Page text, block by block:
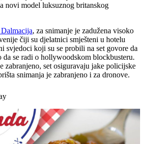
novi model luksuznog britanskog
, za snimanje je zadužena visoko
čiji su djelatnici smješteni u hotelu
svjedoci koji su se probili na set govore da
da se radi o hollywoodskom blockbusteru.
zabranjeno, set osiguravaju jake policijske
snimanja je zabranjeno i za dronove.